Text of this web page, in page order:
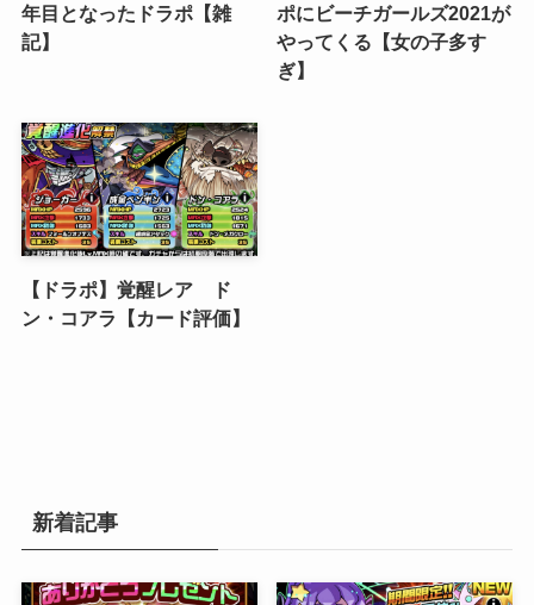
年目となったドラポ【雑
記】
ポにビーチガールズ2021が
やってくる【女の子多す
ぎ】
【ドラポ】覚醒レア ド
ン・コアラ【カード評価】
新着記事